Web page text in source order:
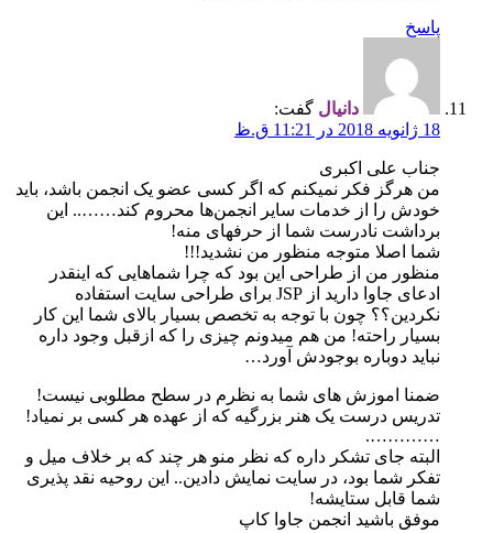
پاسخ
دانیال گفت:
18 ژانویه 2018 در 11:21 ق.ظ
جناب علی اکبری
من هرگز فکر نمیکنم که اگر کسی عضو یک انجمن باشد، باید
خودش را از خدمات سایر انجمن‌ها محروم کند…….. این
برداشت نادرست شما از حرفهای منه!
شما اصلا متوجه منظور من نشدید!!!
منظور من از طراحی این بود که چرا شماهایی که اینقدر
ادعای جاوا دارید از JSP برای طراحی سایت استفاده
نکردین؟؟ چون با توجه به تخصص بسیار بالای شما این کار
بسیار راحته! من هم میدونم چیزی را که ازقبل وجود داره
نباید دوباره بوجودش آورد…
ضمنا اموزش های شما به نظرم در سطح مطلوبی نیست!
تدریس درست یک هنر بزرگیه که از عهده هر کسی بر نمیاد!
………….
البته جای تشکر داره که نظر منو هر چند که بر خلاف میل و
تفکر شما بود، در سایت نمایش دادین.. این روحیه نقد پذیری
شما قابل ستایشه!
موفق باشید انجمن جاوا کاپ